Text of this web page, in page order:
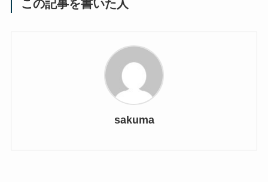
この記事を書いた人
sakuma